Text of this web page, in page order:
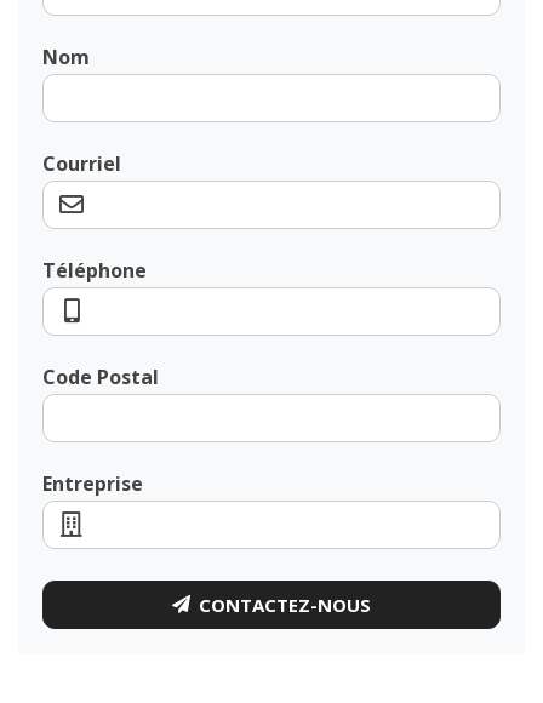
Nom
Courriel
Téléphone
Code Postal
Entreprise
CONTACTEZ-NOUS